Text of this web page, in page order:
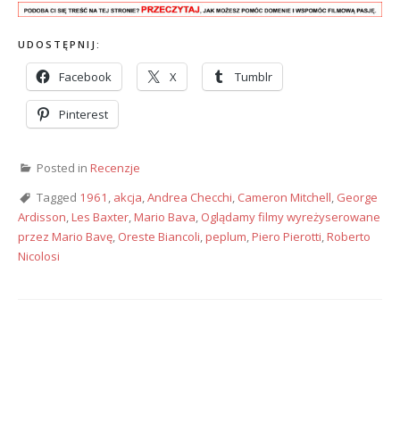
UDOSTĘPNIJ:
Facebook X Tumblr
Pinterest
Posted in Recenzje
Tagged 1961 akcja Andrea Checchi Cameron Mitchell George
Ardisson Les Baxter Mario Bava Oglądamy filmy wyreżyserowane
przez Mario Bavę Oreste Biancoli peplum Piero Pierotti Roberto
Nicolosi